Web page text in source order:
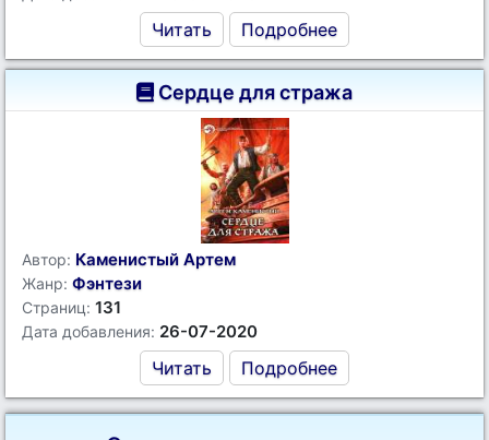
Читать Подробнее
Сердце для стража
Автор: Каменистый Артем
Жанр: Фэнтези
Страниц: 131
Дата добавления: 26-07-2020
Читать Подробнее